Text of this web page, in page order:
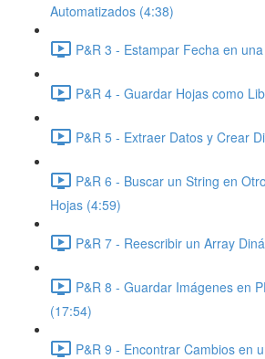
Automatizados (4:38)
P&R 3 - Estampar Fecha en
P&R 4 - Guardar Hojas como
P&R 5 - Extraer Datos y Crear
P&R 6 - Buscar un String en
Hojas (4:59)
P&R 7 - Reescribir un Array
P&R 8 - Guardar Imágenes en
(17:54)
P&R 9 - Encontrar Cambios en